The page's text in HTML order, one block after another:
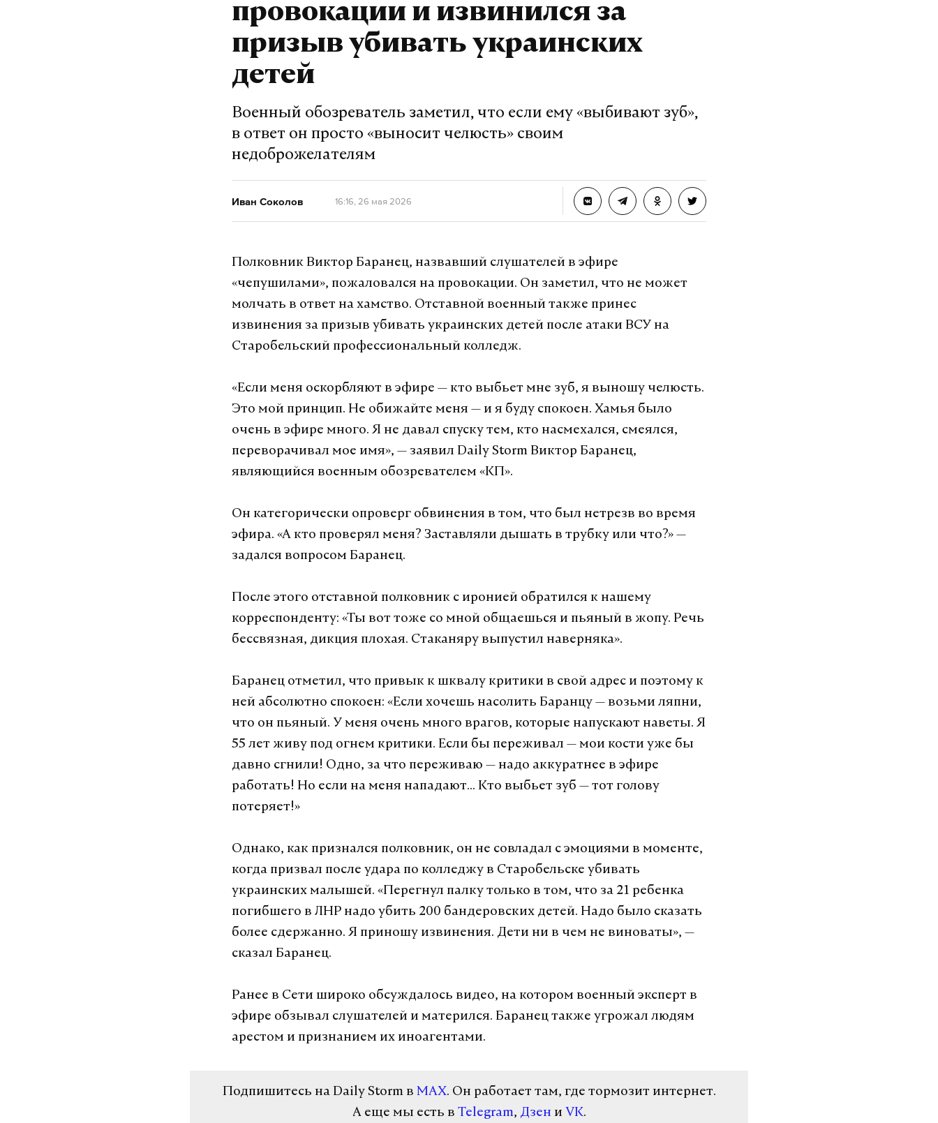
провокации и извинился за
призыв убивать украинских
детей
Военный обозреватель заметил, что если ему «выбивают зуб»,
в ответ он просто «выносит челюсть» своим
недоброжелателям
Иван Соколов 16:16, 26 мая 2026
Полковник Виктор Баранец, назвавший слушателей в эфире
«чепушилами», пожаловался на провокации. Он заметил, что не может
молчать в ответ на хамство. Отставной военный также принес
извинения за призыв убивать украинских детей после атаки ВСУ на
Старобельский профессиональный колледж.
«Если меня оскорбляют в эфире — кто выбьет мне зуб, я выношу челюсть.
Это мой принцип. Не обижайте меня — и я буду спокоен. Хамья было
очень в эфире много. Я не давал спуску тем, кто насмехался, смеялся,
переворачивал мое имя», — заявил Daily Storm Виктор Баранец,
являющийся военным обозревателем «КП».
Он категорически опроверг обвинения в том, что был нетрезв во время
эфира. «А кто проверял меня? Заставляли дышать в трубку или что?» —
задался вопросом Баранец.
После этого отставной полковник с иронией обратился к нашему
корреспонденту: «Ты вот тоже со мной общаешься и пьяный в жопу. Речь
бессвязная, дикция плохая. Стаканяру выпустил наверняка».
Баранец отметил, что привык к шквалу критики в свой адрес и поэтому к
ней абсолютно спокоен: «Если хочешь насолить Баранцу — возьми ляпни,
что он пьяный. У меня очень много врагов, которые напускают наветы. Я
55 лет живу под огнем критики. Если бы переживал — мои кости уже бы
давно сгнили! Одно, за что переживаю — надо аккуратнее в эфире
работать! Но если на меня нападают... Кто выбьет зуб — тот голову
потеряет!»
Однако, как признался полковник, он не совладал с эмоциями в моменте,
когда призвал после удара по колледжу в Старобельске убивать
украинских малышей. «Перегнул палку только в том, что за 21 ребенка
погибшего в ЛНР надо убить 200 бандеровских детей. Надо было сказать
более сдержанно. Я приношу извинения. Дети ни в чем не виноваты», —
сказал Баранец.
Ранее в Сети широко обсуждалось видео, на котором военный эксперт в
эфире обзывал слушателей и матерился. Баранец также угрожал людям
арестом и признанием их иноагентами.
Подпишитесь на Daily Storm в MAX. Он работает там, где тормозит интернет.
А еще мы есть в Telegram, Дзен и VK.